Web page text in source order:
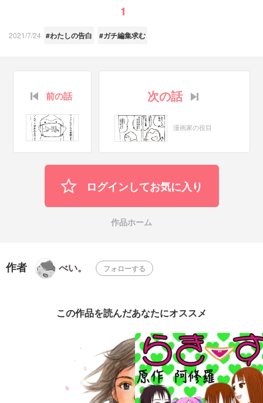
1
2021/7/24 #わたしの告白 #ガチ編集求む
前の話 次の話
漫画家の役目
ログインしてお気に入り
作品ホーム
作者 べい。 フォローする
この作品を読んだあなたにオススメ